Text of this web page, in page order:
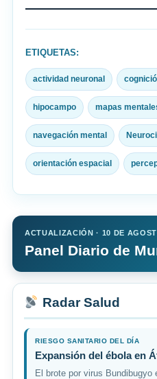
ETIQUETAS:
actividad neuronal
hipocampo mapas
navegación mental
orientación espacial
ACTUALIZACIÓN · 10 DE
Panel Diario de
Radar Salud
RIESGO SANITARIO DEL DÍA
Expansión del ébola en
El brote por virus